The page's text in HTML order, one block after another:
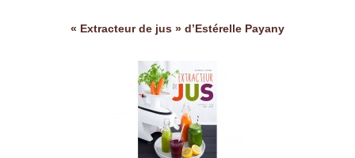
« Extracteur de jus » d’Estérelle Payany